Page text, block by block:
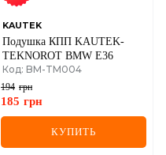
KAUTEK
Подушка КПП KAUTEK-
TEKNOROT BMW E36
Код: BM-TM004
194 грн
185 грн
КУПИТЬ